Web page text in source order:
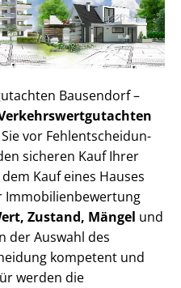
Bausendorf –
vor Fehl­ent­schei­dun­
sicheren Kauf Ihrer
Kauf eines Hauses
Im­mo­bi­li­en­be­wer­tung
Zustand, Mängel und
der Auswahl des
kompetent und
werden die